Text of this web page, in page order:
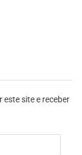
este site e receber